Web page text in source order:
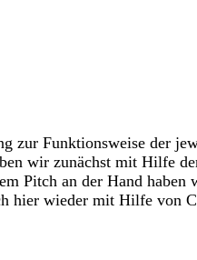
zur Funktionsweise der
wir zunächst mit Hilfe
Pitch an der Hand
hier wieder mit Hilfe von